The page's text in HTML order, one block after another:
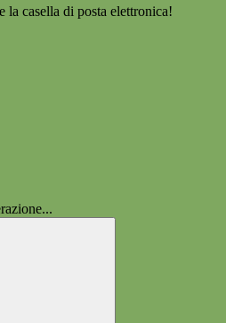
casella di posta elettronica!